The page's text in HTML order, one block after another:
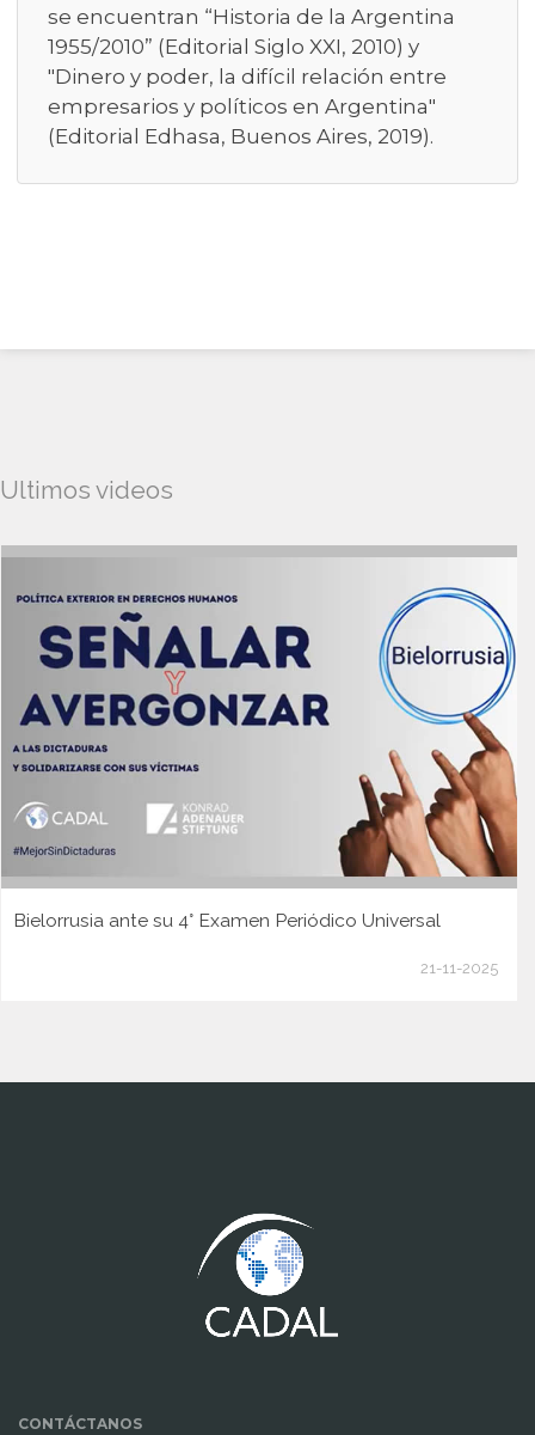
se encuentran “Historia de la Argentina
1955/2010” (Editorial Siglo XXI, 2010) y
"Dinero y poder, la difícil relación entre
empresarios y políticos en Argentina"
(Editorial Edhasa, Buenos Aires, 2019).
Ultimos videos
Bielorrusia ante su 4° Examen Periódico Universal
21-11-2025
CONTÁCTANOS